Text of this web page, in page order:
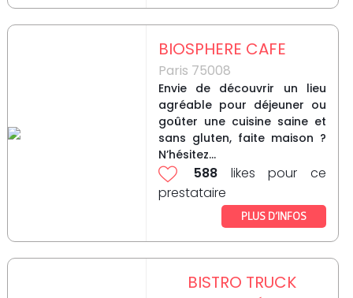
BIOSPHERE CAFE
Paris 75008
Envie de découvrir un lieu
agréable pour déjeuner ou
goûter une cuisine saine et
sans gluten, faite maison ?
N’hésitez...
588 likes pour ce
prestataire
PLUS D’INFOS
BISTRO TRUCK